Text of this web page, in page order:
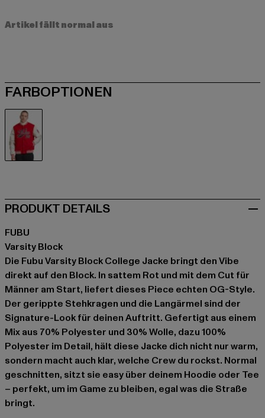
Artikel fällt normal aus
FARBOPTIONEN
PRODUKT DETAILS
FUBU
Varsity Block
Die Fubu Varsity Block College Jacke bringt den Vibe
direkt auf den Block. In sattem Rot und mit dem Cut für
Männer am Start, liefert dieses Piece echten OG-Style.
Der gerippte Stehkragen und die Langärmel sind der
Signature-Look für deinen Auftritt. Gefertigt aus einem
Mix aus 70% Polyester und 30% Wolle, dazu 100%
Polyester im Detail, hält diese Jacke dich nicht nur warm,
sondern macht auch klar, welche Crew du rockst. Normal
geschnitten, sitzt sie easy über deinem Hoodie oder Tee
– perfekt, um im Game zu bleiben, egal was die Straße
bringt.